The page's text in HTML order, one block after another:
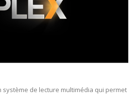
système de lecture multimédia qui permet